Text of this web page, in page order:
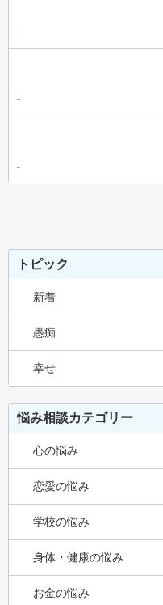
-
-
-
トピック
新着
愚痴
幸せ
悩み相談カテゴリー
心の悩み
恋愛の悩み
学校の悩み
身体・健康の悩み
お金の悩み